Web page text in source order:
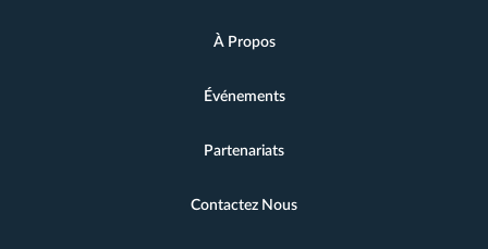
À Propos
Événements
Partenariats
Contactez Nous